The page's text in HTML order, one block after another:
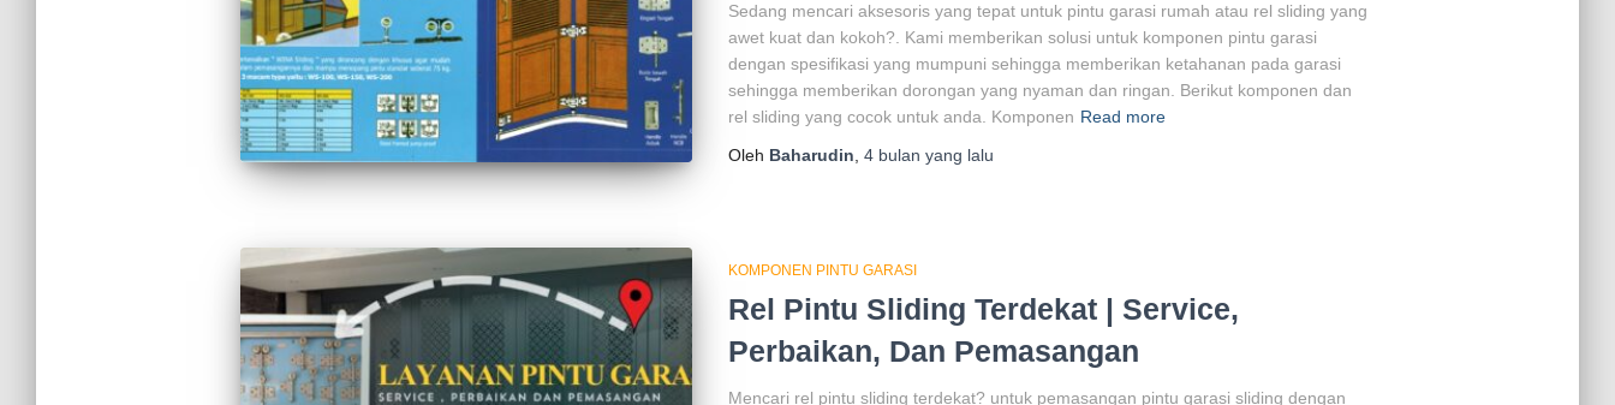
Sedang mencari aksesoris yang tepat untuk pintu garasi rumah atau rel sliding yang
awet kuat dan kokoh?. Kami memberikan solusi untuk komponen pintu garasi
dengan spesifikasi yang mumpuni sehingga memberikan ketahanan pada garasi
sehingga memberikan dorongan yang nyaman dan ringan. Berikut komponen dan
rel sliding yang cocok untuk anda. Komponen Read more
Oleh Baharudin 4 bulan yang lalu
KOMPONEN PINTU GARASI
Rel Pintu Sliding Terdekat | Service,
Perbaikan, Dan Pemasangan
Mencari rel pintu sliding terdekat? untuk pemasangan pintu garasi sliding dengan